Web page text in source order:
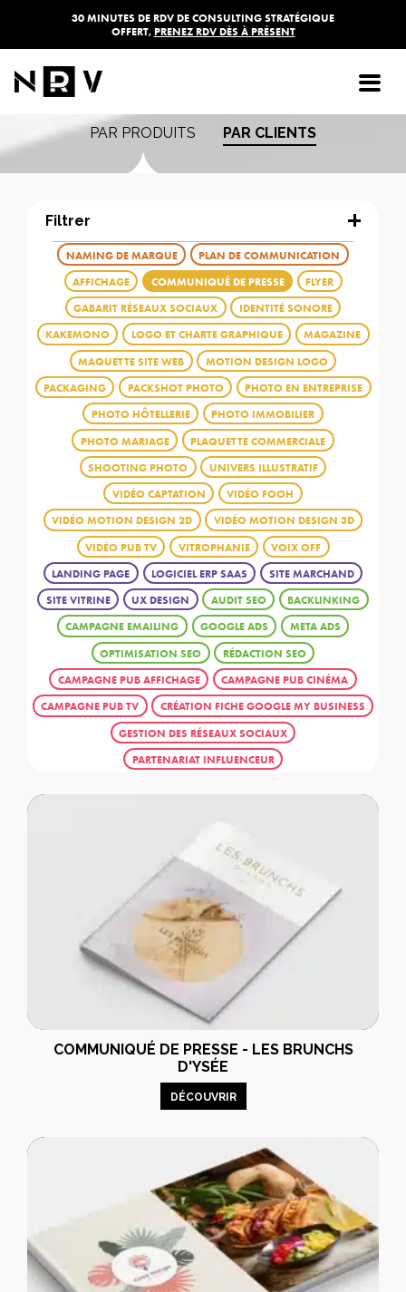
30 MINUTES DE RDV DE CONSULTING STRATÉGIQUE
OFFERT, PRENEZ RDV DÈS À PRÉSENT
Les réalisations de
l'agence NRV
PAR PRODUITS PAR CLIENTS
Filtrer
AFFICHAGE
AUDIT SEO
BACKLINKING
CAMPAGNE EMAILING
CAMPAGNE PUB AFFICHAGE
CAMPAGNE PUB CINÉMA
CAMPAGNE PUB TV
COMMUNIQUÉ DE PRESSE
CRÉATION FICHE GOOGLE MY BUSINESS
FLYER
GABARIT RÉSEAUX SOCIAUX
GESTION DES RÉSEAUX SOCIAUX
GOOGLE ADS
IDENTITÉ SONORE
KAKEMONO
LANDING PAGE LOGICIEL ERP SAAS
LOGO ET CHARTE GRAPHIQUE
MAGAZINE
MAQUETTE SITE WEB
META ADS
MOTION DESIGN LOGO
NAMING DE MARQUE
OPTIMISATION SEO
PACKAGING PACKSHOT PHOTO
PARTENARIAT INFLUENCEUR
PHOTO EN ENTREPRISE
PHOTO HÔTELLERIE
PHOTO IMMOBILIER
PHOTO MARIAGE
PLAN DE COMMUNICATION
PLAQUETTE COMMERCIALE
RÉDACTION SEO
SHOOTING PHOTO
SITE MARCHAND
SITE VITRINE
UNIVERS ILLUSTRATIF
UX DESIGN
VIDÉO CAPTATION
VIDÉO FOOH
VIDÉO MOTION DESIGN 2D
VIDÉO MOTION DESIGN 3D
VIDÉO PUB TV
VITROPHANIE VOIX OFF
COMMUNIQUÉ DE PRESSE - LES BRUNCHS
D'YSÉE
DÉCOUVRIR